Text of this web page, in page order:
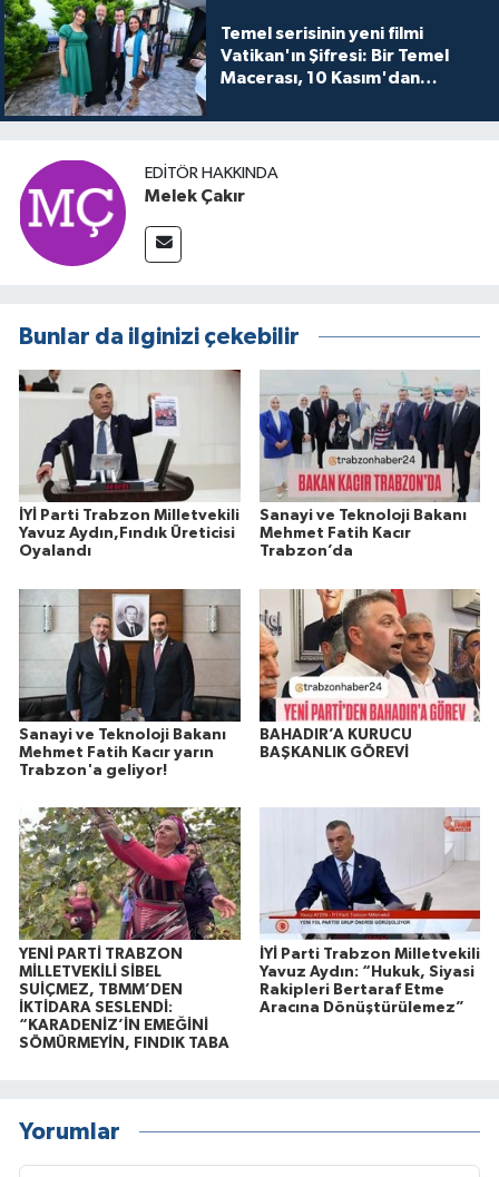
Temel serisinin yeni filmi
Vatikan'ın Şifresi: Bir Temel
Macerası, 10 Kasım'dan
buluşuyo
EDITÖR HAKKINDA
Melek Çakır
Bunlar da ilginizi çekebilir
İYİ Parti Trabzon Milletvekili
Yavuz Aydın,Fındık Üreticisi
Oyalandı
Sanayi ve Teknoloji Bakanı
Mehmet Fatih Kacır
Trabzon’da
Sanayi ve Teknoloji Bakanı
Mehmet Fatih Kacır yarın
Trabzon'a geliyor!
BAHADIR’A KURUCU
BAŞKANLIK GÖREVİ
YENİ PARTİ TRABZON
MİLLETVEKİLİ SİBEL
SUİÇMEZ, TBMM’DEN
İKTİDARA SESLENDİ:
“KARADENİZ’İN EMEĞİNİ
SÖMÜRMEYİN, FINDIK TABA
İYİ Parti Trabzon Milletvekili
Yavuz Aydın: “Hukuk, Siyasi
Rakipleri Bertaraf Etme
Aracına Dönüştürülemez”
Yorumlar